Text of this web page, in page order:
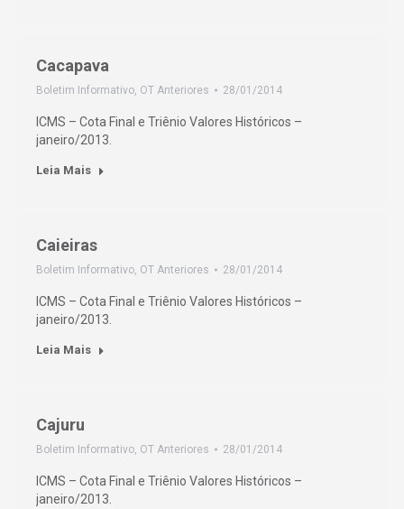
Cacapava
Boletim Informativo, OT Anteriores 28/01/2014
ICMS – Cota Final e Triênio Valores Históricos –
janeiro/2013.
Leia Mais
Caieiras
Boletim Informativo, OT Anteriores 28/01/2014
ICMS – Cota Final e Triênio Valores Históricos –
janeiro/2013.
Leia Mais
Cajuru
Boletim Informativo, OT Anteriores 28/01/2014
ICMS – Cota Final e Triênio Valores Históricos –
janeiro/2013.